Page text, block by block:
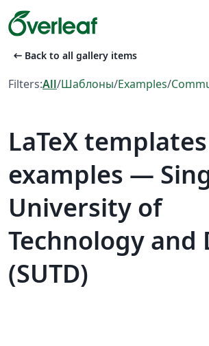
arrow_left_alt Back to all gallery items
Filters:All/Шаблоны/Examples/
LaTeX
examples —
University of
Technology and
(SUTD)